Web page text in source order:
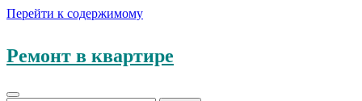
Перейти к содержимому
Ремонт в квартире